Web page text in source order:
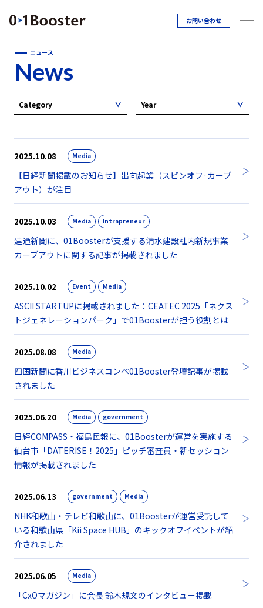
お問い合わせ
ニュース
News
Category Year
2025.10.08 Media
【日経新聞掲載のお知らせ】出向起業（スピンオフ·カーブ
アウト）が注目
2025.10.03 Media Intrapreneur
建通新聞に、01Boosterが支援する清水建設社内新規事業
カーブアウトに関する記事が掲載されました
2025.10.02 Event Media
ASCII STARTUPに掲載されました：CEATEC 2025「ネクス
トジェネレーションパーク」で01Boosterが担う役割とは
2025.08.08 Media
四国新聞に香川ビジネスコンペ01Booster登壇記事が掲載
されました
2025.06.20 Media government
日経COMPASS・福島民報に、01Boosterが運営を実施する
仙台市「DATERISE！2025」ピッチ審査員・新セッション
情報が掲載されました
2025.06.13 government Media
NHK和歌山・テレビ和歌山に、01Boosterが運営受託して
いる和歌山県「Kii Space HUB」のキックオフイベントが紹
介されました
2025.06.05 Media
「CxOマガジン」に会長 鈴木規文のインタビュー掲載